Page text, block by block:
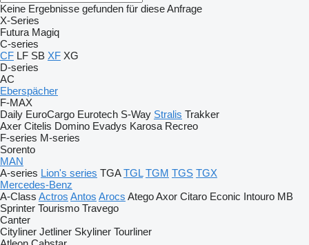
Keine Ergebnisse gefunden für diese Anfrage
X-Series
Futura Magiq
C-series
CF LF SB XF XG
D-series
AC
Eberspächer
F-MAX
Daily EuroCargo Eurotech S-Way Stralis Trakker
Axer Citelis Domino Evadys Karosa Recreo
F-series M-series
Sorento
MAN
A-series Lion's series TGA TGL TGM TGS TGX
Mercedes-Benz
A-Class Actros Antos Arocs AtegoAxor Citaro Econic Intouro MB
Sprinter Tourismo Travego
Canter
Cityliner Jetliner Skyliner Tourliner